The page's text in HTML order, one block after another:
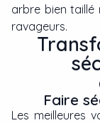
arbre bien taillé
ravageurs.
Faire
Les meilleures